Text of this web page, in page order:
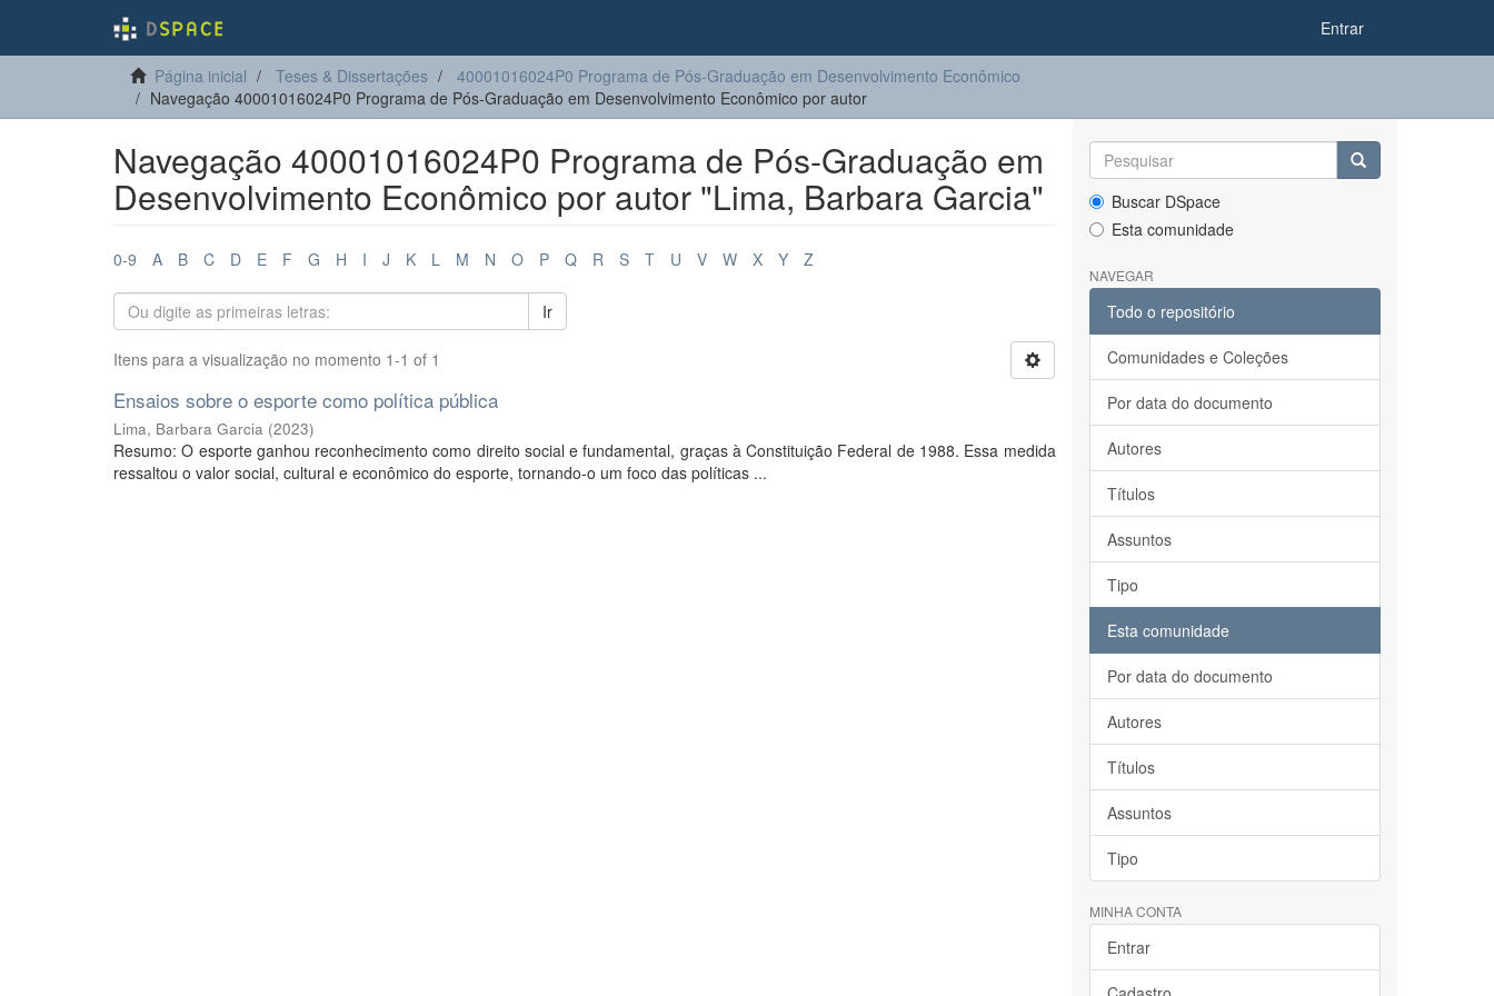
Entrar
Página inicial Teses & Dissertações
40001016024P0 Programa de Pós-Graduação em Desenvolvimento Econômico
Navegação 40001016024P0 Programa de Pós-Graduação em Desenvolvimento Econômico por autor
Navegação 40001016024P0 Programa de Pós-Graduação em
Desenvolvimento Econômico por autor "Lima, Barbara Garcia"
0-9 A B C D E F G H I J K L M N O P Q R S T U V W X Y Z
Ir
Itens para a visualização no momento 1-1 of 1
Ensaios sobre o esporte como política pública
Lima, Barbara Garcia (2023)
Resumo: O esporte ganhou reconhecimento como direito social e fundamental, graças à Constituição Federal de 1988. Essa medida
ressaltou o valor social, cultural e econômico do esporte, tornando-o um foco das políticas ...
Buscar DSpace
Esta comunidade
NAVEGAR
Todo o repositório
Comunidades e Coleções
Por data do documento
Autores
Títulos
Assuntos
Tipo
Esta comunidade
Por data do documento
Autores
Títulos
Assuntos
Tipo
MINHA CONTA
Entrar